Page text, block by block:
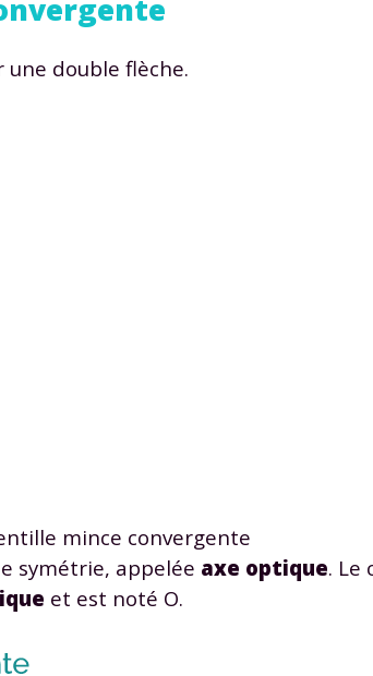
double flèche.
mince convergente
symétrie, appelée axe optique. Le
et est noté O.
et pour exercer vos droits, vous pouvez